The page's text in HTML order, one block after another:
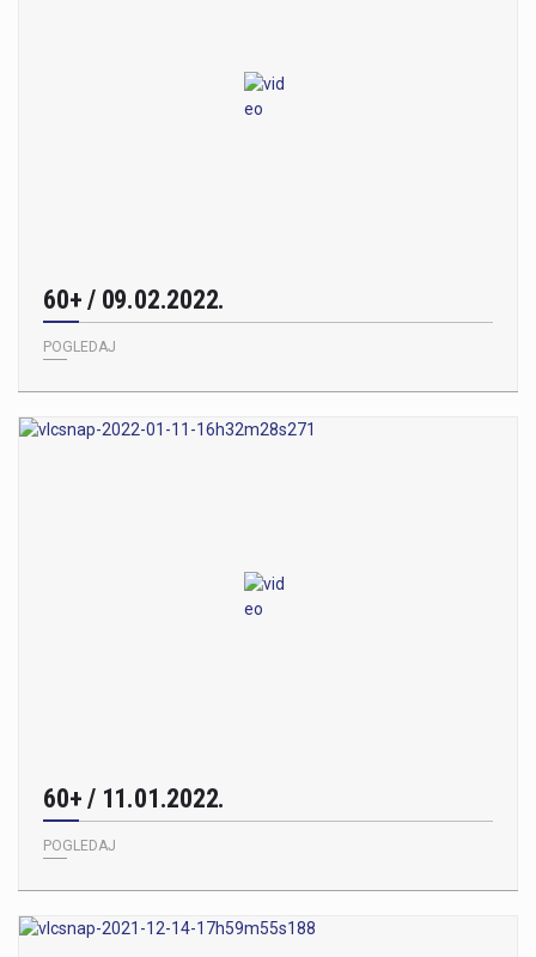
60+ / 09.02.2022.
POGLEDAJ
60+ / 11.01.2022.
POGLEDAJ